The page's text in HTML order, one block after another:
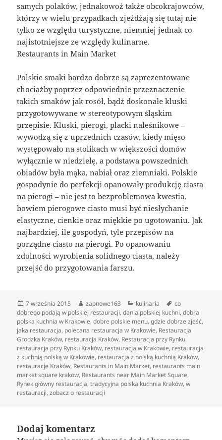
samych polaków, jednakowoż także obcokrajowców,
którzy w wielu przypadkach zjeżdżają się tutaj nie
tylko ze względu turystyczne, niemniej jednak co
najistotniejsze ze względy kulinarne.
Restaurants in Main Market
Polskie smaki bardzo dobrze są zaprezentowane
chociażby poprzez odpowiednie przeznaczenie
takich smaków jak rosół, bądź doskonałe kluski
przygotowywane w stereotypowym śląskim
przepisie. Kluski, pierogi, placki naleśnikowe –
wywodzą się z uprzednich czasów, kiedy mięso
występowało na stolikach w większości domów
wyłącznie w niedzielę, a podstawa powszednich
obiadów była mąka, nabiał oraz ziemniaki. Polskie
gospodynie do perfekcji opanowały produkcję ciasta
na pierogi – nie jest to bezproblemowa kwestia,
bowiem pierogowe ciasto musi być niesłychanie
elastyczne, cienkie oraz miękkie po ugotowaniu. Jak
najbardziej, ile gospodyń, tyle przepisów na
porządne ciasto na pierogi. Po opanowaniu
zdolności wyrobienia solidnego ciasta, należy
przejść do przygotowania farszu.
Data
publikacji
7 września 2015 Autor
zapnowe163 Kategorie
kulinaria Tagi
co
dobrego podają w polskiej restauracji,dania polskiej kuchni,dobra
polska kuchnia w Krakowie,dobre polskie menu,gdzie dobrze zjeść,
jaka restauracja, polecana restauracja w Krakowie, Restauracja
Grodzka Kraków, restauracja Kraków, Restauracja przy Rynku,
restauracja przy Rynku Kraków, restauracja w Krakowie, restauracja
z kuchnią polską w Krakowie, restauracja z polską kuchnią Kraków,
restauracje Kraków, Restaurants in Main Market, restaurants main
market square krakow, Restaurants near Main Market Square,
Rynek główny restauracja,tradycyjna polska kuchnia Kraków,w
restauracji,zobacz o restauracji
Dodaj komentarz